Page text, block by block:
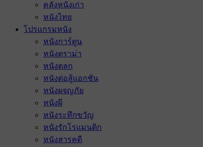
คลังหนังเก่า
หนังไทย
โปรแกรมหนัง
หนังการ์ตูน
หนังดราม่า
หนังตลก
หนังต่อสู้แอกชัน
หนังผจญภัย
หนังผี
หนังระทึกขวัญ
หนังรักโรแมนติก
หนังสารคดี